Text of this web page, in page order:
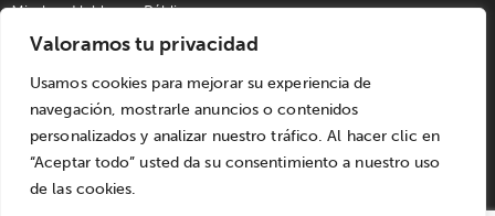
Valoramos tu privacidad
Usamos cookies para mejorar su experiencia de
navegación, mostrarle anuncios o contenidos
personalizados y analizar nuestro tráfico. Al hacer clic en
“Aceptar todo” usted da su consentimiento a nuestro uso
de las cookies.
Miedo a Hablar en Público
Problemas de Pareja
Problemas Sexuales
Trastorno Obsesivo Compulsivo (TOC)
Trastornos de Alimentación